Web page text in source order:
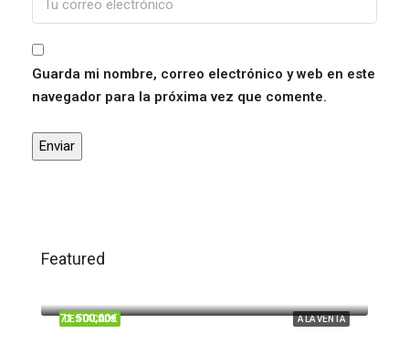
Guarda mi nombre, correo electrónico y web en este
navegador para la próxima vez que comente.
Featured
A LA VENTA
DESTACADO
71.500,00€